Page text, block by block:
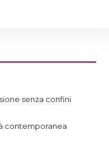
senza confini
contemporanea